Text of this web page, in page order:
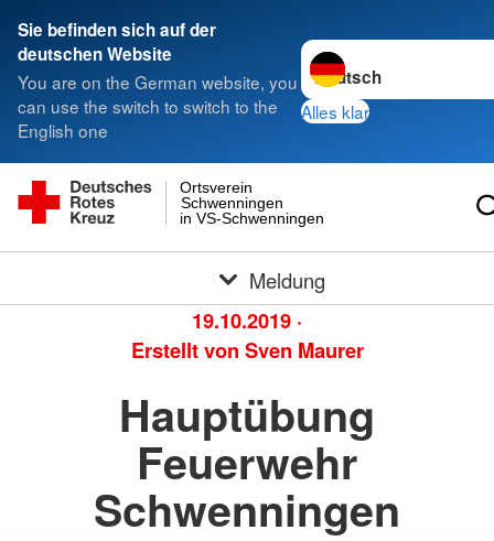
Sie befinden sich auf der
deutschen Website
You are on the German website, you
can use the switch to switch to the
English one
Sprache wechseln zu
Alles klar
in VS-Schwenningen
Schwenningen
Ortsverein
Meldung
19.10.2019 ·
Erstellt von Sven Maurer
Hauptübung
Feuerwehr
Schwenningen